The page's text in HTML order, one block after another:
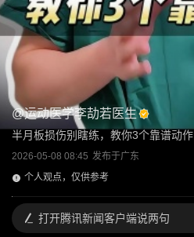
@运动医学李劼若医生
半月板损伤别瞎练，教你3个靠谱动作
2026-05-08 08:45 发布于广东
个人观点，仅供参考
打开腾讯新闻客户端说两句